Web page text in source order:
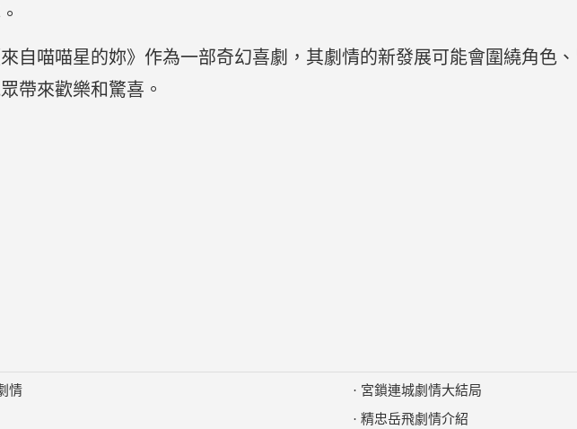
自喵喵星的妳》作為一部奇幻喜劇，其劇情的新發展可能會圍繞角色
帶來歡樂和驚喜。
情
· 宮鎖連城劇情大結局
· 精忠岳飛劇情介紹